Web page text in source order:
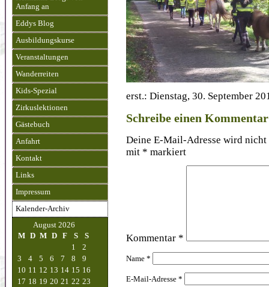
Anfang an
Eddys Blog
Ausbildungskurse
Veranstaltungen
Wanderreiten
Kids-Spezial
Zirkuslektionen
Gästebuch
Anfahrt
Kontakt
Links
Impressum
Kalender-Archiv
August 2026
M D M D F S
S
1
2
3
4 5 6 7 8
9
10 11 12 13 14 15 16
17 18 19 20 21 22 23
erst.: Dienstag, 30. September
Schreibe einen Kommentar
Deine E-Mail-Adresse wird
mit * markiert
Kommentar *
Name *
E-Mail-Adresse *